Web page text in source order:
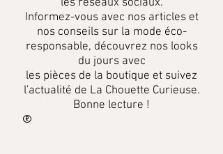
les réseaux sociaux.
Informez-vous avec nos articles et
nos conseils sur la mode éco-
responsable, découvrez nos looks
du jours avec
les pièces de la boutique et suivez
l'actualité de La Chouette Curieuse.
Bonne lecture !